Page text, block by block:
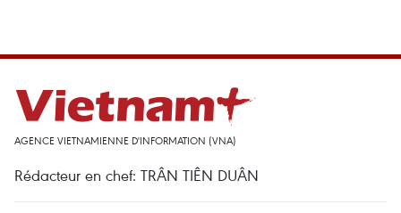
AGENCE VIETNAMIENNE D'INFORMATION (VNA)
Rédacteur en chef: TRÂN TIÊN DUÂN